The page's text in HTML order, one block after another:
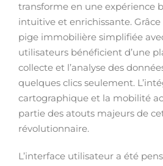
transforme en une expérience
intuitive et enrichissante.
pige immobilière simplifiée
utilisateurs bénéficient d’une
collecte et l’analyse des
quelques clics seulement.
cartographique et la mobilité
partie des atouts majeurs de
révolutionnaire.
L’interface utilisateur a été